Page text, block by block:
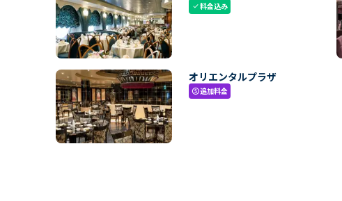
check料金込み
オリエンタルプラザ
paid追加料金